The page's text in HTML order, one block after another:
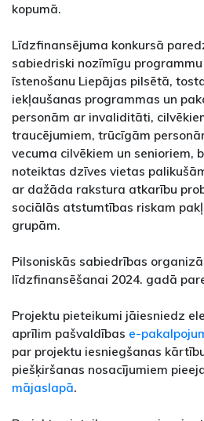
kopumā.
Līdzfinansējuma konkursā
sabiedriski nozīmīgu
īstenošanu Liepājas pilsētā,
iekļaušanas programmas un
personām ar invaliditāti,
traucējumiem, trūcīgām
vecuma cilvēkiem un senioriem,
noteiktas dzīves vietas
ar dažāda rakstura atkarību
sociālās atstumtības riskam
grupām.
Pilsoniskās sabiedrības
līdzfinansēšanai 2024. gadā
Projektu pieteikumi jāiesniedz
aprīlim pašvaldības e-
par projektu iesniegšanas
piešķiršanas nosacījumiem
mājaslapā.